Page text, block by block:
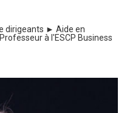
dirigeants ► Aide en
à l'ESCP Business